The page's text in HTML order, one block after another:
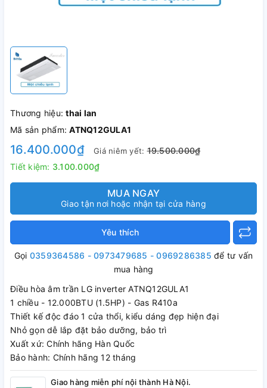
Thương hiệu:thai lan
Mã sản phẩm:ATNQ12GULA1
16.400.000₫ Giá niêm yết:19.500.000₫
Tiết kiệm: 3.100.000₫
MUA NGAY
Giao tận nơi hoặc nhận tại cửa hàng
Yêu thích
Gọi 0359364586 - 0973479685 - 0969286385 để tư vấn
mua hàng
Điều hòa âm trần LG inverter ATNQ12GULA1
1 chiều - 12.000BTU (1.5HP) - Gas R410a
Thiết kế độc đáo 1 cửa thổi, kiểu dáng đẹp hiện đại
Nhỏ gọn dễ lắp đặt bảo dưỡng, bảo trì
Xuất xứ: Chính hãng Hàn Quốc
Bảo hành: Chính hãng 12 tháng
Giao hàng miễn phí nội thành Hà Nội.